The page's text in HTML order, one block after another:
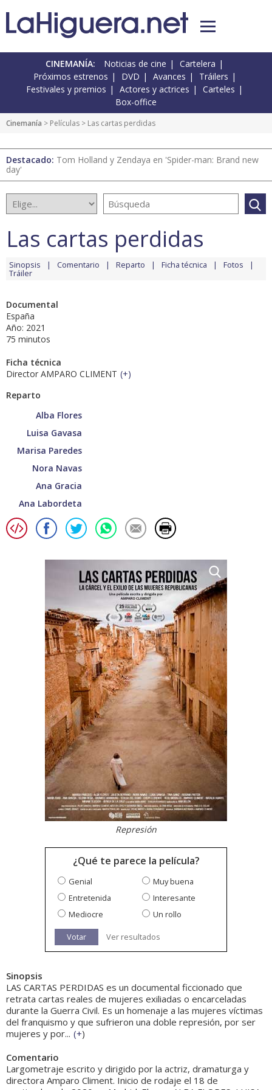
CINEMANÍA: Noticias de cine
Cartelera
Próximos estrenos
DVD Avances
Tráilers
Festivales y premios
Actores y actrices
Carteles
Box-office
Cinemanía > Películas > Las cartas perdidas
Destacado: Tom Holland y Zendaya en 'Spider-man: Brand new
day'
Las cartas perdidas
Sinopsis Comentario Reparto Ficha técnica Fotos
Tráiler
Documental
España
Año: 2021
75 minutos
Ficha técnica
Director AMPARO CLIMENT (+)
Reparto
Alba Flores
Luisa Gavasa
Marisa Paredes
Nora Navas
Ana Gracia
Ana Labordeta
Represión
¿Qué te parece la película?
Genial
Muy buena
Entretenida
Interesante
Mediocre
Un rollo
Votar Ver resultados
Sinopsis
LAS CARTAS PERDIDAS es un documental ficcionado que
retrata cartas reales de mujeres exiliadas o encarceladas
durante la Guerra Civil. Es un homenaje a las mujeres víctimas
del franquismo y que sufrieron una doble represión, por ser
mujeres y por... (+)
Comentario
Largometraje escrito y dirigido por la actriz, dramaturga y
directora Amparo Climent. Inicio de rodaje el 18 de